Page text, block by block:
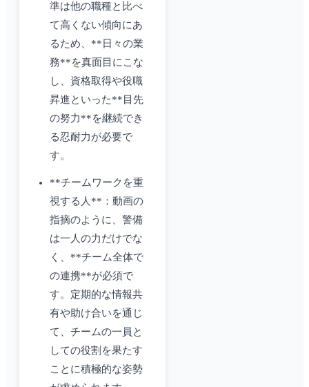
準は他の職種と比べ
て高くない傾向にあ
るため、**日々の業
務**を真面目にこな
し、資格取得や役職
昇進といった**目先
の努力**を継続でき
る忍耐力が必要で
す。
**チームワークを重
視する人**：動画の
指摘のように、警備
は一人の力だけでな
く、**チーム全体で
の連携**が必須で
す。定期的な情報共
有や助け合いを通じ
て、チームの一員と
しての役割を果たす
ことに積極的な姿勢